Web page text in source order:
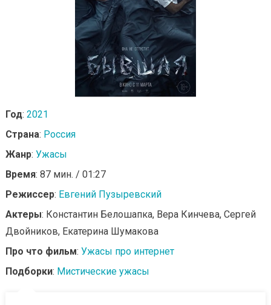
Год: 2021
Страна: Россия
Жанр: Ужасы
Время: 87 мин. / 01:27
Режиссер: Евгений Пузыревский
Актеры: Константин Белошапка, Вера Кинчева, Сергей
Двойников, Екатерина Шумакова
Про что фильм: Ужасы про интернет
Подборки: Мистические ужасы